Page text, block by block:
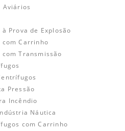
Aviários
Prova de Explosão
com Carrinho
Transmissão
Pressão
Incêndio
Náutica
com Carrinho